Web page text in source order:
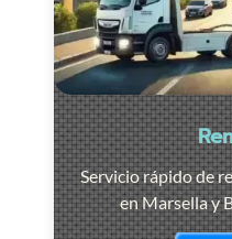
Servicio rápido de
en Marsella y